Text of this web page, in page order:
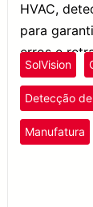
HVAC,
para
erros e
SolVision
Detecção
Manufatura